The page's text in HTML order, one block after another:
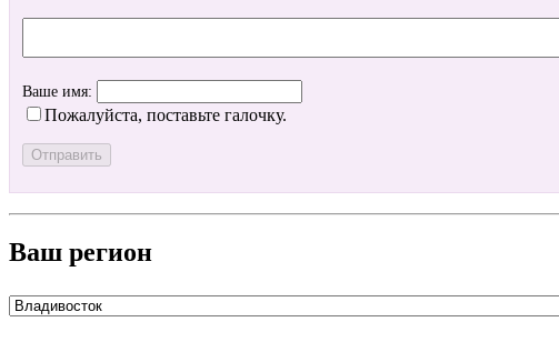
Ваше имя:
Пожалуйста, поставьте галочку.
Ваш регион